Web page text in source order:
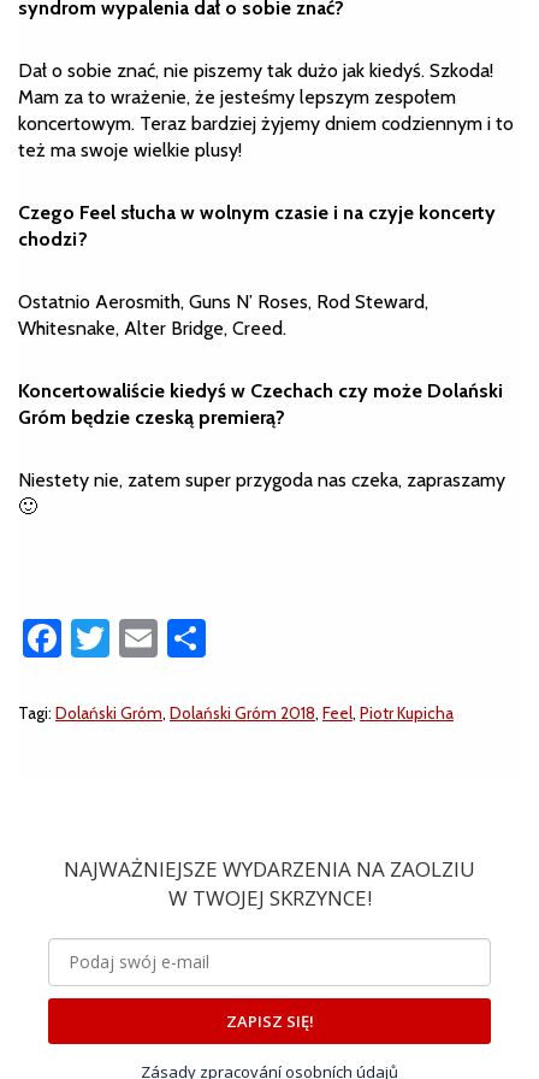
syndrom wypalenia dał o sobie znać?
Dał o sobie znać, nie piszemy tak dużo jak kiedyś. Szkoda!
Mam za to wrażenie, że jesteśmy lepszym zespołem
koncertowym. Teraz bardziej żyjemy dniem codziennym i to
też ma swoje wielkie plusy!
Czego Feel słucha w wolnym czasie i na czyje koncerty
chodzi?
Ostatnio Aerosmith, Guns N’ Roses, Rod Steward,
Whitesnake, Alter Bridge, Creed.
Koncertowaliście kiedyś w Czechach czy może Dolański
Gróm będzie czeską premierą?
Niestety nie, zatem super przygoda nas czeka, zapraszamy
🙂
Facebook
Twitter
Email
Tagi: Dolański Gróm, Dolański Gróm 2018, Feel, Piotr Kupicha
NAJWAŻNIEJSZE WYDARZENIA NA ZAOLZIU
W TWOJEJ SKRZYNCE!
ZAPISZ SIĘ!
Zásady zpracování osobních údajů